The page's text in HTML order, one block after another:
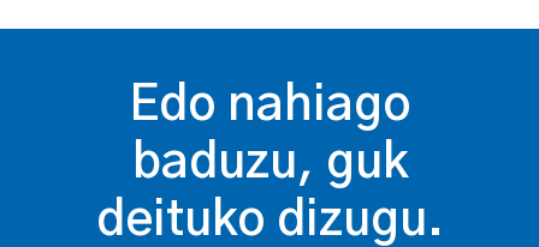
Edo nahiago
baduzu, guk
deituko dizugu.